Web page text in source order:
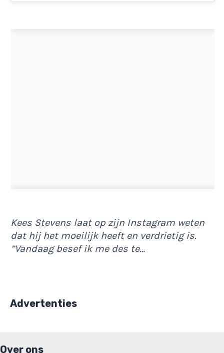
Kees Stevens laat op zijn Instagram weten
dat hij het moeilijk heeft en verdrietig is.
”Vandaag besef ik me des te…
Advertenties
Over ons